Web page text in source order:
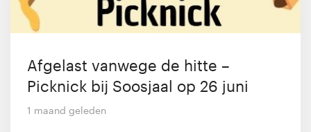
Afgelast vanwege de hitte –
Picknick bij Soosjaal op 26 juni
1 maand geleden